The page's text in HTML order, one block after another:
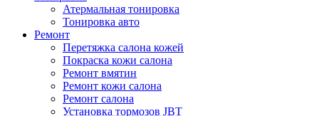
Атермальная тонировка
Тонировка авто
Ремонт
Перетяжка салона кожей
Покраска кожи салона
Ремонт вмятин
Ремонт кожи салона
Ремонт салона
Установка тормозов JBT